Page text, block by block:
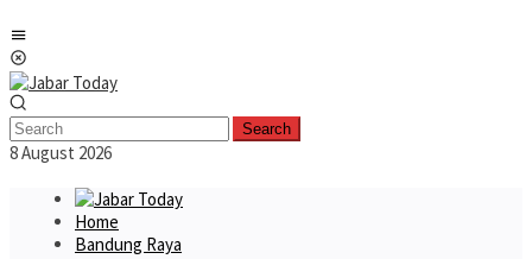
to
content
Search
8 August 2026
Home
Bandung Raya